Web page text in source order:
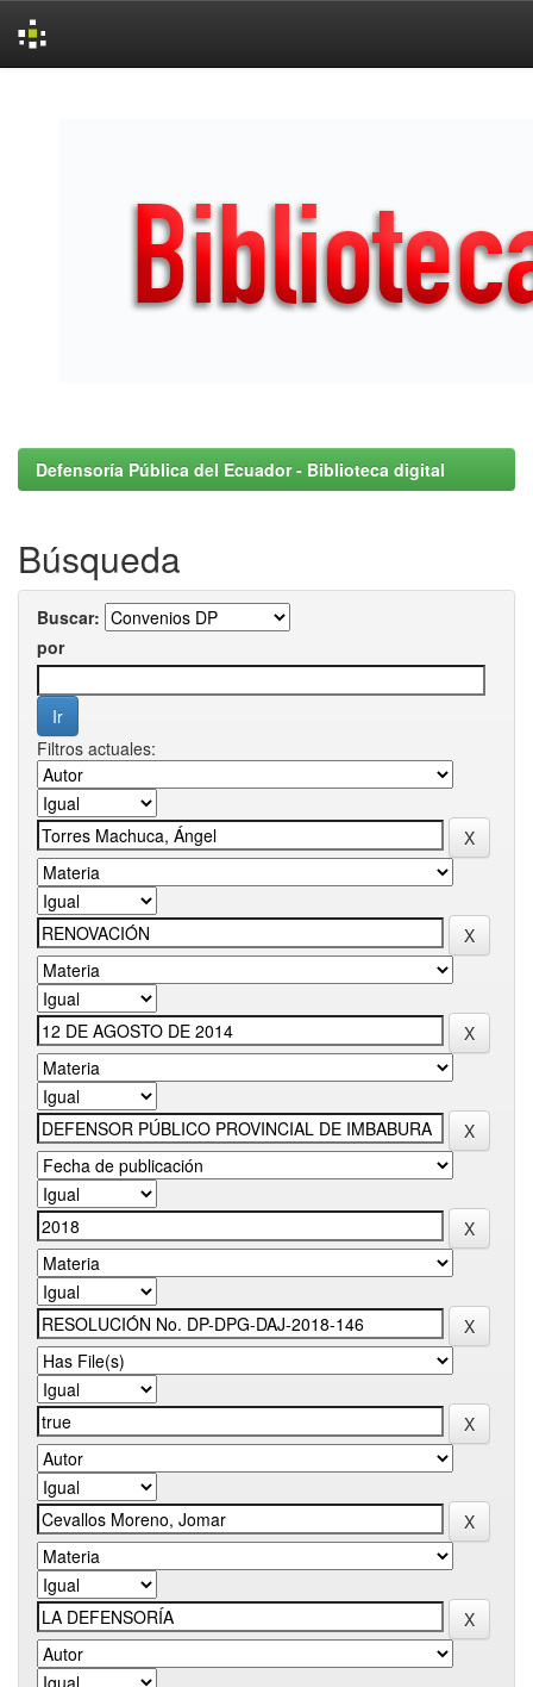
Defensoría Pública del Ecuador - Biblioteca digital
Búsqueda
Buscar:
por
Filtros actuales: